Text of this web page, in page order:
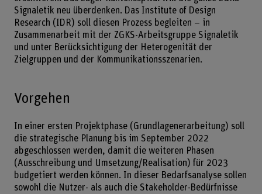
Signaletik neu überdenken. Das Institute of Design
Research (IDR) soll diesen Prozess begleiten – in
Zusammenarbeit mit der ZGKS-Arbeitsgruppe Signaletik
und unter Berücksichtigung der Heterogenität der
Zielgruppen und der Kommunikationsszenarien.
Vorgehen
In einer ersten Projektphase (Grundlagenerarbeitung) soll
die strategische Planung bis im September 2022
abgeschlossen werden, damit die weiteren Phasen
(Ausschreibung und Umsetzung/Realisation) für 2023
budgetiert werden können. In dieser Bedarfsanalyse sollen
sowohl die Nutzer- als auch die Stakeholder-Bedürfnisse